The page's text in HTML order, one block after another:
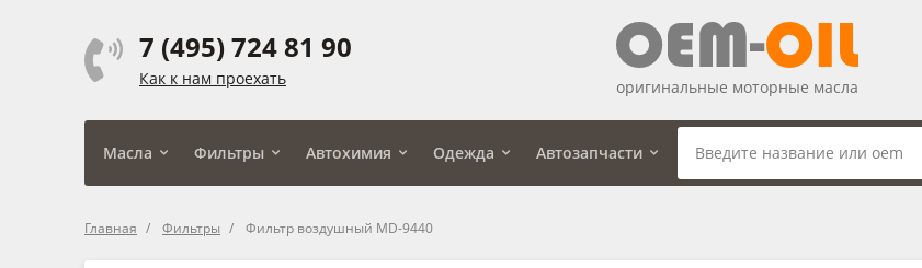
7 (495) 724 81 90
Как к нам проехать оригинальные моторные масла
Масла Фильтры Автохимия Одежда Автозапчасти
Главная Фильтры Фильтр воздушный MD-9440